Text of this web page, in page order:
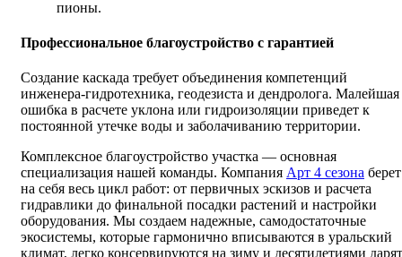
пионы.
Профессиональное благоустройство с гарантией
Создание каскада требует объединения компетенций
инженера-гидротехника, геодезиста и дендролога. Малейшая
ошибка в расчете уклона или гидроизоляции приведет к
постоянной утечке воды и заболачиванию территории.
Комплексное благоустройство участка — основная
специализация нашей команды. Компания Арт 4 сезона берет
на себя весь цикл работ: от первичных эскизов и расчета
гидравлики до финальной посадки растений и настройки
оборудования. Мы создаем надежные, самодостаточные
экосистемы, которые гармонично вписываются в уральский
климат, легко консервируются на зиму и десятилетиями дарят